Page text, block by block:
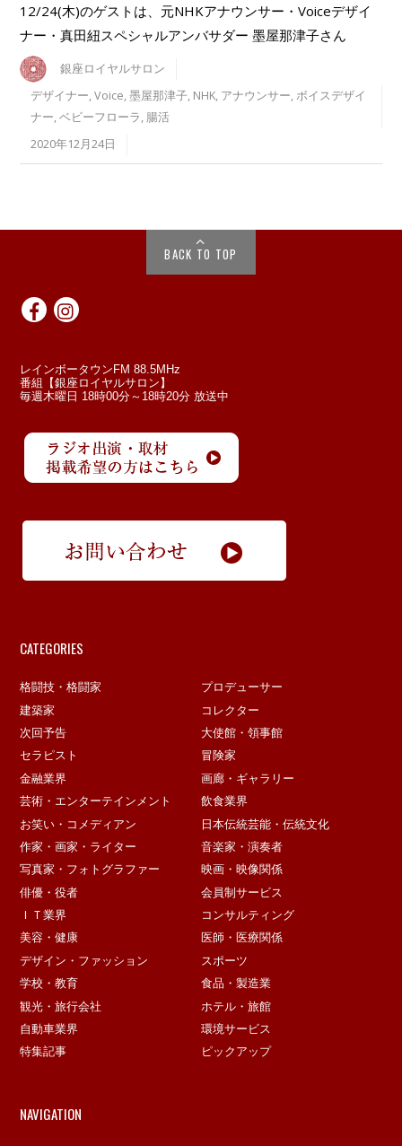
12/24(木)のゲストは、元NHKアナウンサー・Voiceデザイ
ナー・真田紐スペシャルアンバサダー 墨屋那津子さん
銀座ロイヤルサロン
デザイナー,Voice,墨屋那津子, NHK, アナウンサー,ボイスデザイ
ナー,ベビーフローラ,腸活
2020年12月24日
BACK TO TOP
レインボータウンFM 88.5MHz
番組【銀座ロイヤルサロン】
毎週木曜日 18時00分～18時20分 放送中
CATEGORIES
格闘技・格闘家
プロデューサー
建築家
コレクター
次回予告
大使館・領事館
セラピスト
冒険家
金融業界
画廊・ギャラリー
芸術・エンターテインメント
飲食業界
お笑い・コメディアン
日本伝統芸能・伝統文化
作家・画家・ライター
音楽家・演奏者
写真家・フォトグラファー
映画・映像関係
俳優・役者
会員制サービス
ＩＴ業界
コンサルティング
美容・健康
医師・医療関係
デザイン・ファッション
スポーツ
学校・教育
食品・製造業
観光・旅行会社
ホテル・旅館
自動車業界
環境サービス
特集記事
ピックアップ
NAVIGATION